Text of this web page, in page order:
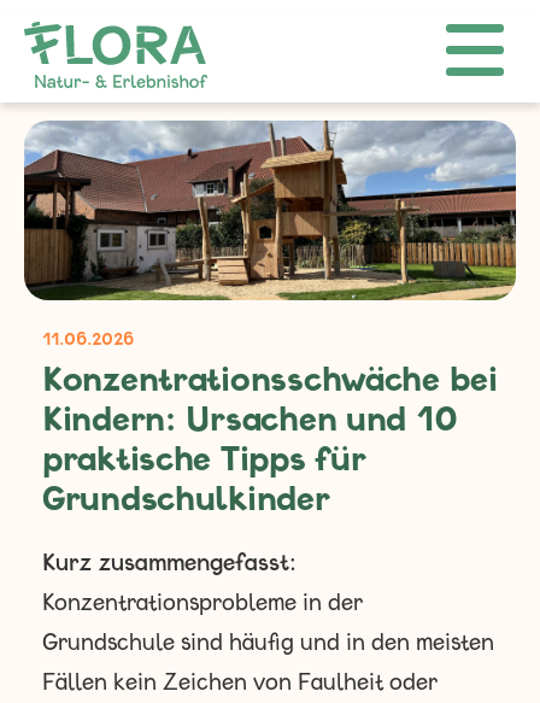
11.06.2026
Konzentrationsschwäche bei
Kindern: Ursachen und 10
praktische Tipps für
Grundschulkinder
Kurz zusammengefasst:
Konzentrationsprobleme in der
Grundschule sind häufig und in den meisten
Fällen kein Zeichen von Faulheit oder